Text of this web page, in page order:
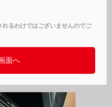
るわけではございませんのでご